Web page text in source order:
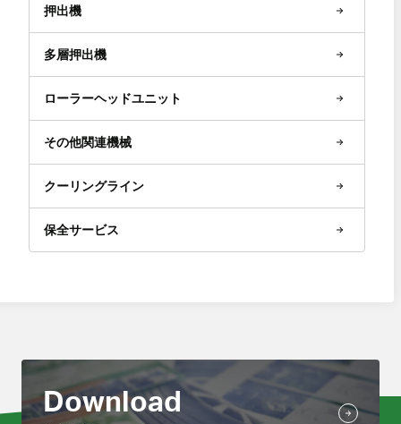
押出機
多層押出機
ローラーヘッドユニット
その他関連機械
クーリングライン
保全サービス
Download